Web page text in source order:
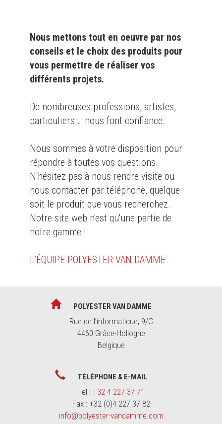
Nous mettons tout en oeuvre par nos
conseils et le choix des produits pour
vous permettre de réaliser vos
différents projets.
De nombreuses professions, artistes,
particuliers... nous font confiance.
Nous sommes à votre disposition pour
répondre à toutes vos questions.
N'hésitez pas à nous rendre visite ou
nous contacter par téléphone, quelque
soit le produit que vous recherchez.
Notre site web n'est qu'une partie de
notre gamme !
L’ÉQUIPE POLYESTER VAN DAMME
POLYESTER VAN DAMME
Rue de l’informatique, 9/C
4460 Grâce-Hollogne
Belgique
TÉLÉPHONE & E-MAIL
Tel : +32 4 227 37 71
Fax : +32 (0)4 227 37 82
info@polyester-vandamme.com